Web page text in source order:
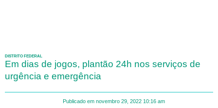
DISTRITO FEDERAL
Em dias de jogos, plantão 24h nos serviços de
urgência e emergência
Publicado em novembro 29, 2022 10:16 am